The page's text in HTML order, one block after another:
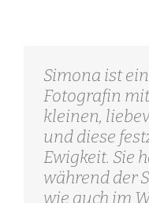
Simona ist
Fotografin
kleinen,
und diese
Ewigkeit. Sie
während der
wie auch im